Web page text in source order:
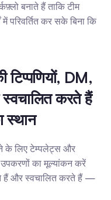
बनाते हैं ताकि टीम
में परिवर्तित कर सके बिना कि
टिप्पणियों, DM,
करते हैं
के लिए टेम्पलेट्स और
का मूल्यांकन करें
हैं और स्वचालित करते हैं —